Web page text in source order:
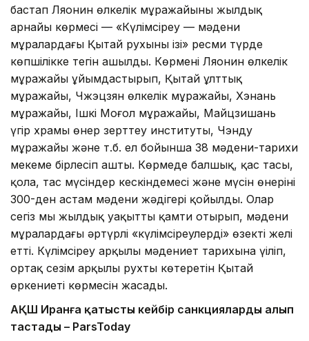
бастап Ляонин өлкелік мұражайының жылдық
арнайы көрмесі — «Күлімсіреу — мәдени
мұралардағы Қытай рухының ізі» ресми түрде
көпшілікке тегін ашылды. Көрмені Ляонин өлкелік
мұражайы ұйымдастырып, Қытай ұлттық
мұражайы, Чжэцзян өлкелік мұражайы, Хэнань
мұражайы, Ішкі Моңғол мұражайы, Майцзишань
үңгір храмы өнер зерттеу институты, Чэнду
мұражайы және т.б. ел бойынша 38 мәдени-тарихи
мекеме бірлесіп ашты. Көрмеде балшық, қас тасы,
қола, тас мүсіндер кескіндемесі және мүсін өнерінің
300-ден астам мәдени жәдігері қойылды. Олар
сегіз мың жылдық уақытты қамти отырып, мәдени
мұралардағы әртүрлі «күлімсіреулерді» өзекті желі
етті. Күлімсіреу арқылы мәдениет тарихына үңіліп,
ортақ сезім арқылы рухты көтеретін Қытай
өркениеті көрмесін жасады.
АҚШ Иранға қатысты кейбір санкцияларды алып
тастады – ParsToday